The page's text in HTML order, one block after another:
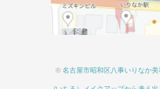
© 名古屋市昭和区八事いりなか